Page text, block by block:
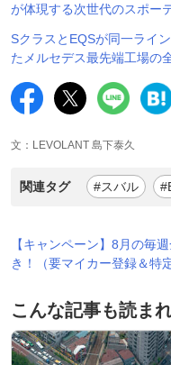
が体現する次世代のスポー
SクラスとEQSが同一ライ
たメルセデス最先端工場の
文：LEVOLANT 島下泰久
関連タグ #スバル
【キャンペーン】8月の毎
き！（要マイカー登録＆特
こんな記事も読ま